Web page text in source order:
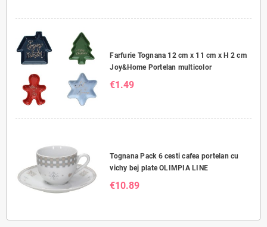
Farfurie Tognana 12 cm x 11 cm x H 2 cm
Joy&Home Portelan multicolor
€1.49
Tognana Pack 6 cesti cafea portelan cu
vichy bej plate OLIMPIA LINE
€10.89